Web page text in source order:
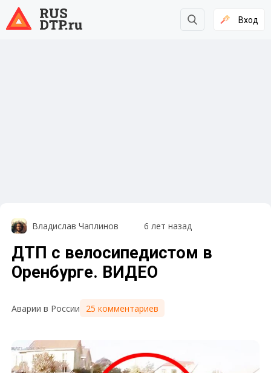
Вход
Владислав Чаплинов 6 лет назад
ДТП с велосипедистом в
Оренбурге. ВИДЕО
Аварии в России 25 комментариев